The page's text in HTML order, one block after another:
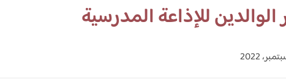
ابحث عن أي موضوع يهمك
للإذاعة المدرسية